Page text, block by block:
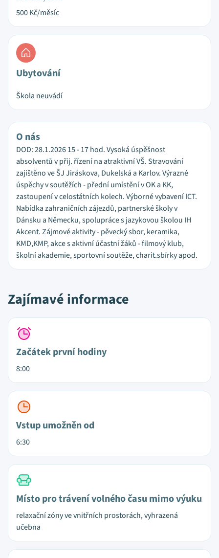
500Kč/měsíc
Ubytování
Škola neuvádí
O nás
DOD: 28.1.2026 15 - 17 hod. Vysoká úspěšnost
absolventů v přij. řízení na atraktivní VŠ. Stravování
zajištěno ve ŠJ Jiráskova, Dukelská a Karlov. Výrazné
úspěchy v soutěžích - přední umístění v OK a KK,
zastoupení v celostátních kolech. Výborné vybavení ICT.
Nabídka zahraničních zájezdů, partnerské školy v
Dánsku a Německu, spolupráce s jazykovou školou IH
Akcent. Zájmové aktivity - pěvecký sbor, keramika,
KMD,KMP, akce s aktivní účastní žáků - filmový klub,
školní akademie, sportovní soutěže, charit.sbírky apod.
Zajímavé informace
Začátek první hodiny
8:00
Vstup umožněn od
6:30
Místo pro trávení volného času mimo výuku
relaxační zóny ve vnitřních prostorách, vyhrazená
učebna